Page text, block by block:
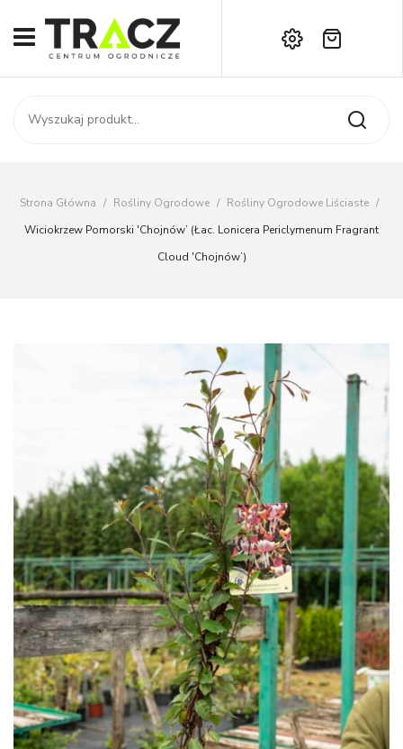
START
SKLEP
AKTUALNOŚCI
Kontakt
Brak produktów w koszyku.
Strona Główna / Rośliny Ogrodowe / Rośliny Ogrodowe Liściaste /
Wiciokrzew Pomorski 'Chojnów’ (łac. Lonicera Periclymenum Fragrant
Cloud 'Chojnów’)